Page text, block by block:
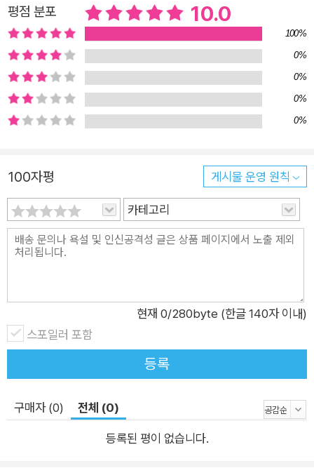
친부에 대한 죄책감에 괴로웠던 다온이를 위로하고 숨통 트이게
한다. 그리고 비로소 자기 나름대로 자기 앞의 상황을 살피고 해
결해 나가려는 용기를 갖는다. 엄마의 재혼이 당황스럽고, 불편하
고, 어려워서 제멋대로이고, 되바라지고, 외롭고, 머리 터지게 고
민하는 동안 다온이는 자신의 감정을 진심으로 받아들였다. 다온
이를 보면서 독자들도 문제가 생기면 어떻게 해야 할지 눈치 챈
다. 자기감정에 솔직하고 자신의 마음을 들여다보면 독자들도 아
평점 분포 10.0
100%
0%
0%
0%
0%
100자평 게시물 운영 원칙
카테고리
현재 0/280byte (한글 140자 이내)
스포일러 포함
등록
구매자 (0) 전체 (0)
등록된 평이 없습니다.